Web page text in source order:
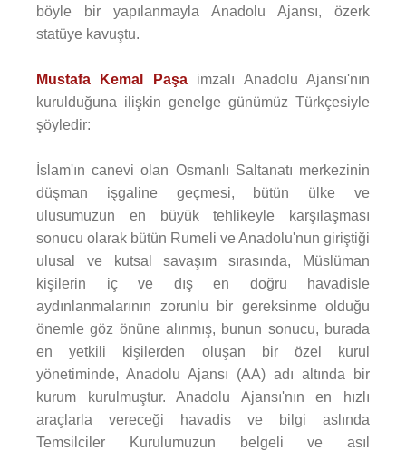
böyle bir yapılanmayla Anadolu Ajansı, özerk
statüye kavuştu.
Mustafa Kemal Paşaimzalı Anadolu Ajansı'nın
kurulduğuna ilişkin genelge günümüz Türkçesiyle
şöyledir:
İslam'ın canevi olan Osmanlı Saltanatı merkezinin
düşman işgaline geçmesi, bütün ülke ve
ulusumuzun en büyük tehlikeyle karşılaşması
sonucu olarak bütün Rumeli ve Anadolu'nun giriştiği
ulusal ve kutsal savaşım sırasında, Müslüman
kişilerin iç ve dış en doğru havadisle
aydınlanmalarının zorunlu bir gereksinme olduğu
önemle göz önüne alınmış, bunun sonucu, burada
en yetkili kişilerden oluşan bir özel kurul
yönetiminde, Anadolu Ajansı (AA) adı altında bir
kurum kurulmuştur. Anadolu Ajansı'nın en hızlı
araçlarla vereceği havadis ve bilgi aslında
Temsilciler Kurulumuzun belgeli ve asıl